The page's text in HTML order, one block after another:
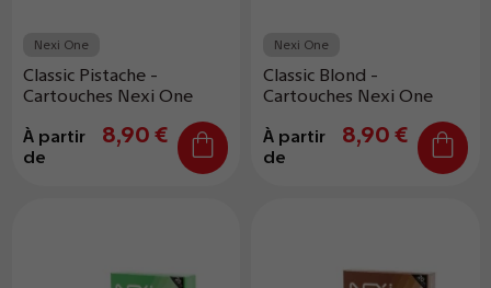
Nexi One
Classic Pistache -
Cartouches Nexi One
À partir
de
8,90 €
Nexi One
Classic Blond -
Cartouches Nexi One
À partir
de
8,90 €